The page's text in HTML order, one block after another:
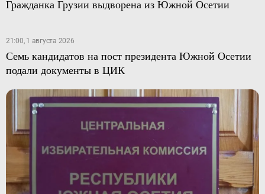
Гражданка Грузии выдворена из Южной Осетии
21:00, 1 августа 2026
Семь кандидатов на пост президента Южной Осетии
подали документы в ЦИК